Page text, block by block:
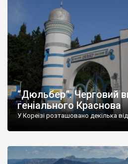
“Дюльбер”. Черговий
геніального Краснова
У Кореїзі розташовано декілька